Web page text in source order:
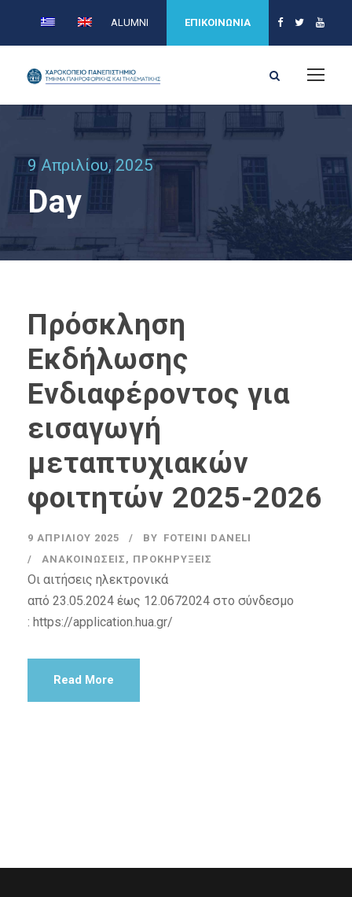
ALUMNI ΕΠΙΚΟΙΝΩΝΙΑ
9 Απριλίου, 2025
Day
Πρόσκληση
Εκδήλωσης
Ενδιαφέροντος για
εισαγωγή
μεταπτυχιακών
φοιτητών 2025-2026
9 ΑΠΡΙΛΊΟΥ 2025 BY FOTEINI DANELI
ΑΝΑΚΟΙΝΏΣΕΙΣ , ΠΡΟΚΗΡΎΞΕΙΣ
Οι αιτήσεις ηλεκτρονικά
από 23.05.2024 έως 12.0672024 στο σύνδεσμο
: https://application.hua.gr/
Read More